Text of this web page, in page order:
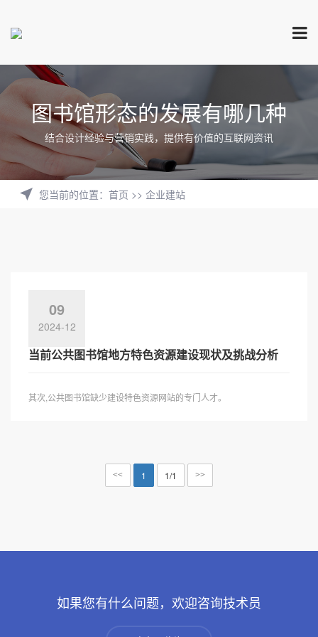
图书馆形态的发展有哪几种
结合设计经验与营销实践，提供有价值的互联网资讯
您当前的位置： 首页 >> 企业建站
09
2024-12
当前公共图书馆地方特色资源建设现状及挑战分析
其次,公共图书馆缺少建设特色资源网站的专门人才。
<< 1 1/1 >>
如果您有什么问题，欢迎咨询技术员